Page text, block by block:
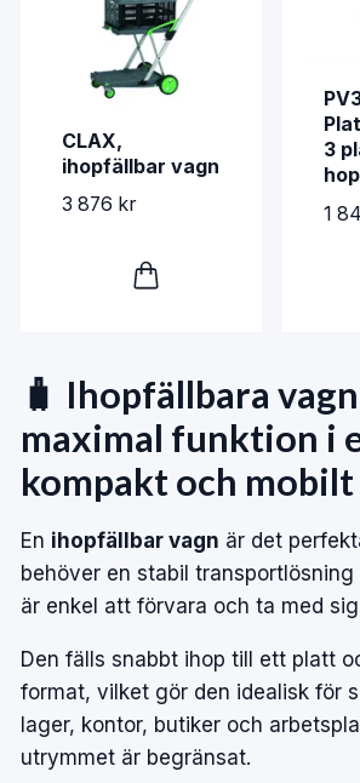
CLAX,
ihopfällbar vagn
3 876 kr
3
1
🧳 Ihopfällbara
maximal funktion i
kompakt och
En ihopfällbar vagn är det
behöver en stabil
är enkel att förvara och ta med
Den fälls snabbt ihop till ett platt
format, vilket gör den idealisk för
lager, kontor, butiker och
utrymmet är begränsat.